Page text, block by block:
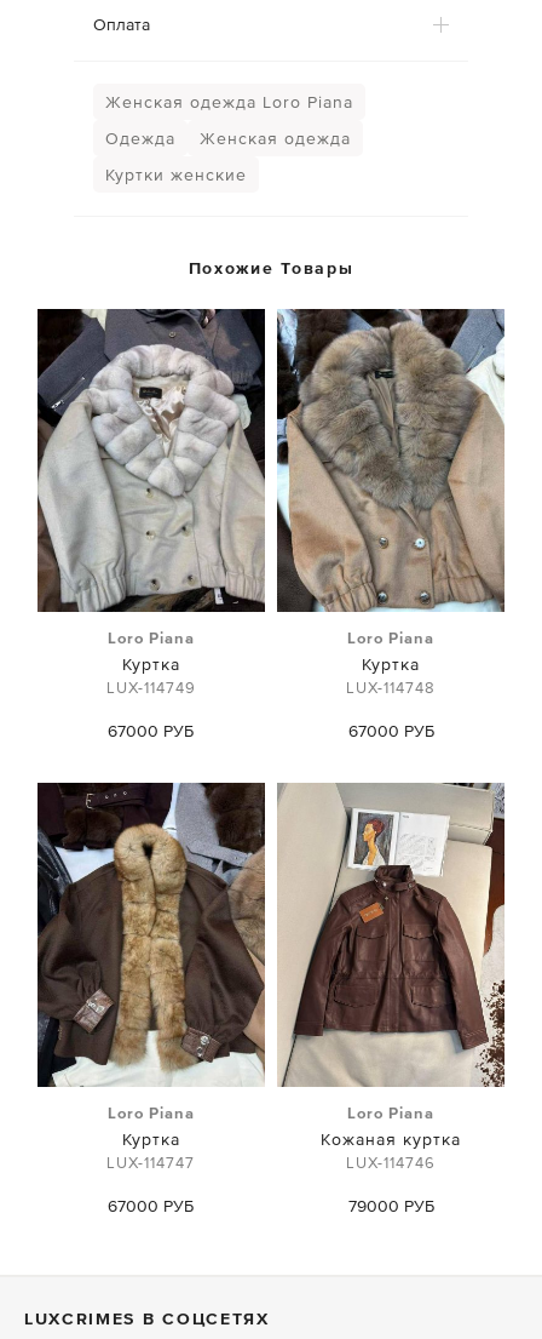
Оплата
Женская одежда Loro Piana
Одежда
Женская одежда
Куртки женские
Похожие Товары
Loro Piana
Куртка
LUX-114749
67000 РУБ
Loro Piana
Куртка
LUX-114748
67000 РУБ
Loro Piana
Куртка
LUX-114747
67000 РУБ
Loro Piana
Кожаная куртка
LUX-114746
79000 РУБ
LUXСRIMES В СОЦСЕТЯХ